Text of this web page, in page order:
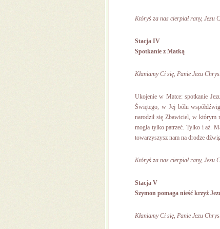
Któryś za nas cierpiał rany, Jezu
Stacja IV
Spotkanie z Matką
Kłaniamy Ci się, Panie Jezu
Ukojenie w Matce: spotkanie
Świętego, w Jej bólu
narodził się Zbawiciel, w którym
mogła tylko patrzeć. Tylko i aż.
towarzyszysz nam na drodze
Któryś za nas cierpiał rany, Jezu
Stacja V
Szymon pomaga nieść krzyż
Kłaniamy Ci się, Panie Jezu